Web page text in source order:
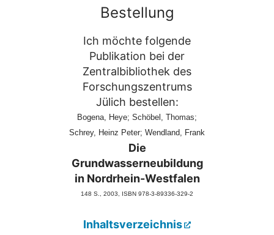
Bestellung
Ich möchte folgende
Publikation bei der
Zentralbibliothek des
Forschungszentrums
Jülich bestellen:
Bogena, Heye; Schöbel, Thomas;
Schrey, Heinz Peter; Wendland, Frank
Die
Grundwasserneubildung
in Nordrhein-Westfalen
148 S., 2003 , ISBN 978-3-89336-329-2
Inhaltsverzeichnis